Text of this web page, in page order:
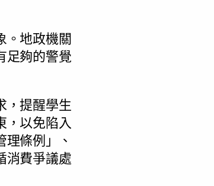
。地政機關
足夠的警覺
，提醒學生
，以免陷入
條例」、
消費爭議處